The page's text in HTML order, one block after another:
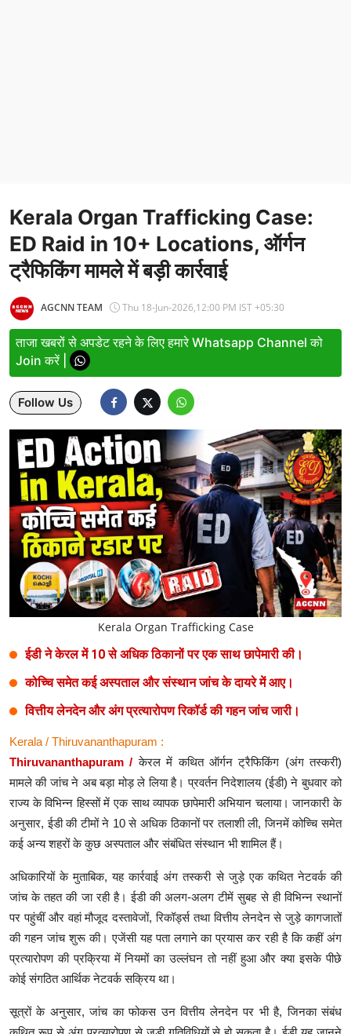
Business
Relationship
Education
Defence & Security
Environment
Lifestyle
Health
Development
Career
Literature
Tour & Travel
History Speaks
About Us
Contact Us
Kerala Organ Trafficking Case:
ED Raid in 10+ Locations, ऑर्गन
ट्रैफिकिंग मामले में बड़ी कार्रवाई
AGCNN TEAM Thu 18-Jun-2026,12:00 PM IST +05:30
ताजा खबरों से अपडेट रहने के लिए हमारे Whatsapp Channel को
Join करें |
Follow Us
Kerala Organ Trafficking Case
ईडी ने केरल में 10 से अधिक ठिकानों पर एक साथ छापेमारी की।
कोच्चि समेत कई अस्पताल और संस्थान जांच के दायरे में आए।
वित्तीय लेनदेन और अंग प्रत्यारोपण रिकॉर्ड की गहन जांच जारी।
Kerala / Thiruvananthapuram :
Thiruvananthapuram /केरल में कथित ऑर्गन ट्रैफिकिंग (अंग तस्करी)
मामले की जांच ने अब बड़ा मोड़ ले लिया है। प्रवर्तन निदेशालय (ईडी) ने बुधवार को
राज्य के विभिन्न हिस्सों में एक साथ व्यापक छापेमारी अभियान चलाया। जानकारी के
अनुसार, ईडी की टीमों ने 10 से अधिक ठिकानों पर तलाशी ली, जिनमें कोच्चि समेत
कई अन्य शहरों के कुछ अस्पताल और संबंधित संस्थान भी शामिल हैं।
अधिकारियों के मुताबिक, यह कार्रवाई अंग तस्करी से जुड़े एक कथित नेटवर्क की
जांच के तहत की जा रही है। ईडी की अलग-अलग टीमें सुबह से ही विभिन्न स्थानों
पर पहुंचीं और वहां मौजूद दस्तावेजों, रिकॉर्ड्स तथा वित्तीय लेनदेन से जुड़े कागजातों
की गहन जांच शुरू की। एजेंसी यह पता लगाने का प्रयास कर रही है कि कहीं अंग
प्रत्यारोपण की प्रक्रिया में नियमों का उल्लंघन तो नहीं हुआ और क्या इसके पीछे
कोई संगठित आर्थिक नेटवर्क सक्रिय था।
सूत्रों के अनुसार, जांच का फोकस उन वित्तीय लेनदेन पर भी है, जिनका संबंध